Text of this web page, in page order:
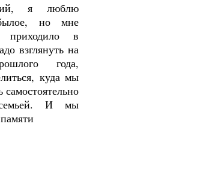
я люблю
, но мне
приходило в
взглянуть на
года,
куда мы
самостоятельно
И
мы
памяти